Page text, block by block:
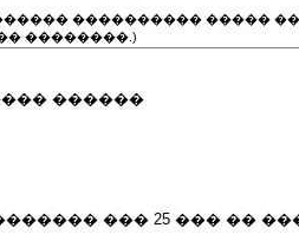
���������� �����
��������.)
������
��� 25 ��� ��